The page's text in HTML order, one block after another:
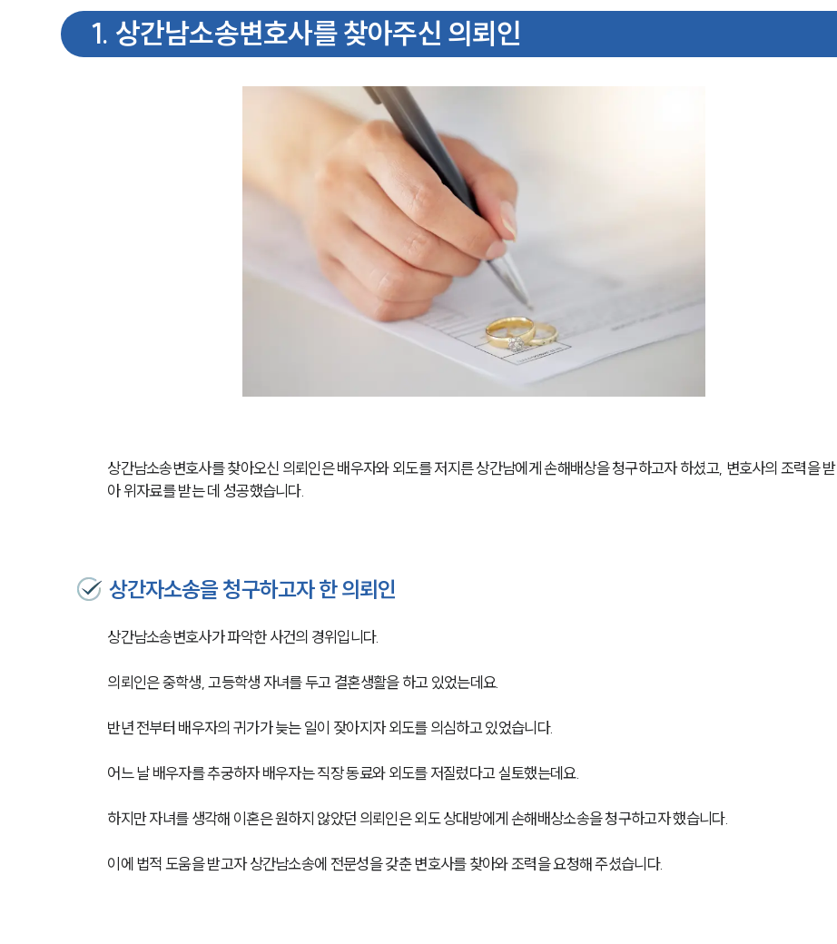
1. 상간남소송변호사를 찾아주신 의뢰인
상간남소송변호사를 찾아오신 의뢰인은 배우자와 외도를 저지른 상간남에게 손해배상을 청구하고자 하셨고, 변호사의 조력을 받
아 위자료를 받는 데 성공했습니다.
상간자소송을 청구하고자 한 의뢰인
상간남소송변호사가 파악한 사건의 경위입니다.
의뢰인은 중학생, 고등학생 자녀를 두고 결혼생활을 하고 있었는데요.
반년 전부터 배우자의 귀가가 늦는 일이 잦아지자 외도를 의심하고 있었습니다.
어느 날 배우자를 추궁하자 배우자는 직장 동료와 외도를 저질렀다고 실토했는데요.
하지만 자녀를 생각해 이혼은 원하지 않았던 의뢰인은 외도 상대방에게 손해배상소송을 청구하고자 했습니다.
이에 법적 도움을 받고자 상간남소송에 전문성을 갖춘 변호사를 찾아와 조력을 요청해 주셨습니다.